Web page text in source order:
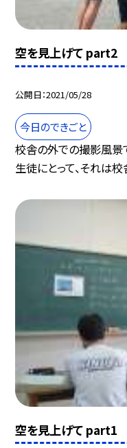
空を見上げて part2
公開日 2021/05/28
今日のできごと
校舎の外での撮影風景
生徒にとって、それは
空を見上げて part1